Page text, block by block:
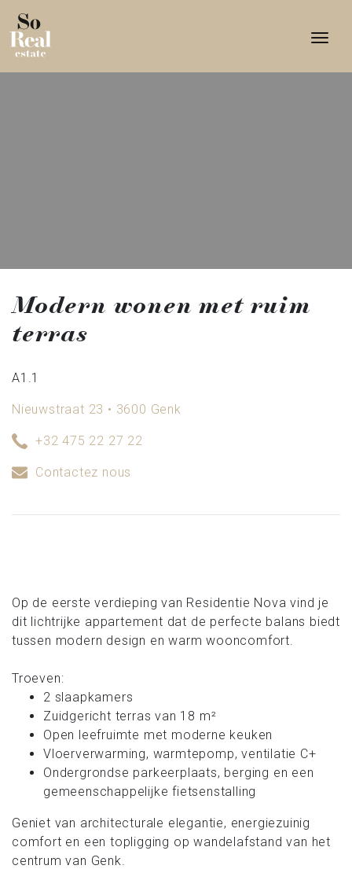
Modern wonen met ruim
terras
A1.1
Nieuwstraat 23 • 3600 Genk
+32 475 22 27 22
Contactez nous
Op de eerste verdieping van Residentie Nova vind je
dit lichtrijke appartement dat de perfecte balans biedt
tussen modern design en warm wooncomfort.
Troeven:
2 slaapkamers
Zuidgericht terras van 18 m²
Open leefruimte met moderne keuken
Vloerverwarming, warmtepomp, ventilatie C+
Ondergrondse parkeerplaats, berging en een
gemeenschappelijke fietsenstalling
Geniet van architecturale elegantie, energiezuinig
comfort en een topligging op wandelafstand van het
centrum van Genk.